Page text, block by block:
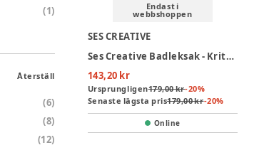
(1)
Återställ
(6)
(8)
(12)
Endast i
webbshoppen
SES CREATIVE
Ses Creative Badleksak - Kritor Till Badet
143,20 kr
Ursprungligen179,00 kr-20%
Senaste lägsta pris179,00 kr-20%
Online